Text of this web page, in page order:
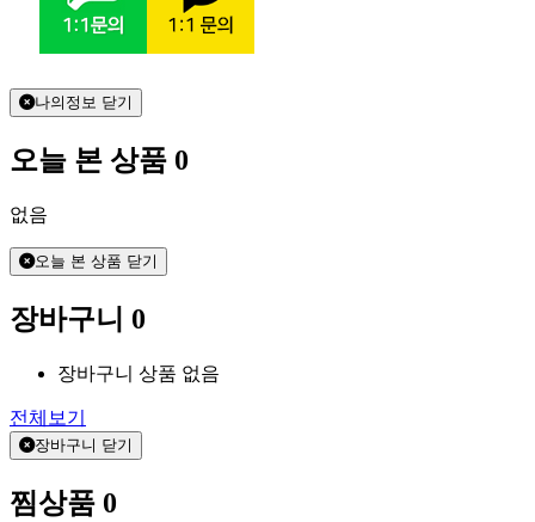
나의정보 닫기
오늘 본 상품 0
없음
오늘 본 상품 닫기
장바구니 0
장바구니 상품 없음
전체보기
장바구니 닫기
찜상품 0